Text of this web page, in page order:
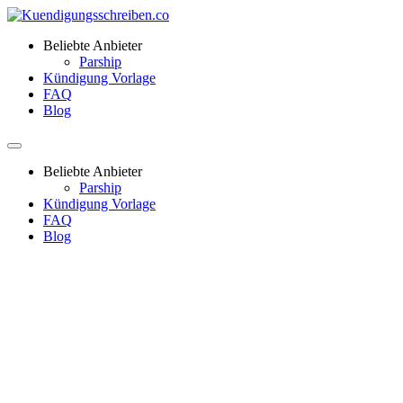
Beliebte Anbieter
Parship
Kündigung Vorlage
FAQ
Blog
Beliebte Anbieter
Parship
Kündigung Vorlage
FAQ
Blog